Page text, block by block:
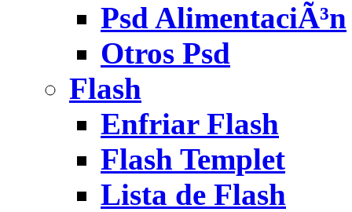
Psd AlimentaciÃ³n
Otros Psd
Flash
Enfriar Flash
Flash Templet
Lista de Flash